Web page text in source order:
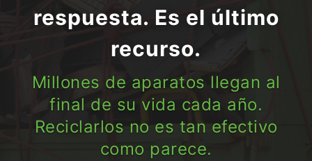
respuesta. Es el último
recurso.
Millones de aparatos llegan al
final de su vida cada año.
Reciclarlos no es tan efectivo
como parece.